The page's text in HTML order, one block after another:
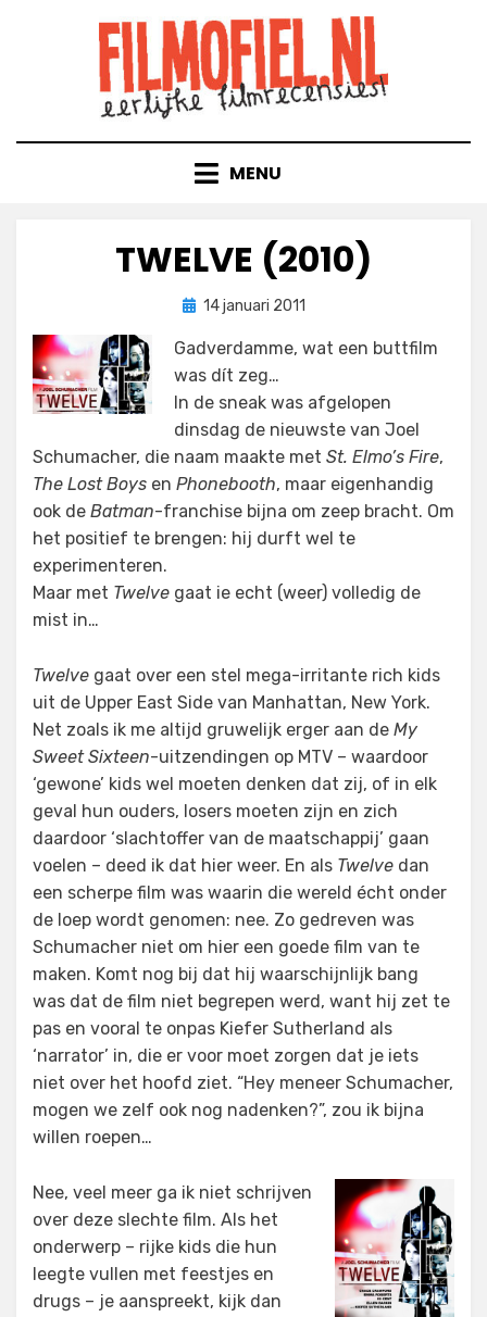
MENU
TWELVE (2010)
doorFilmofiel.nl
Geplaatst
14 januari 2011
Gadverdamme, wat een buttfilm
was dít zeg…
In de sneak was afgelopen
dinsdag de nieuwste van Joel
Schumacher, die naam maakte met St. Elmo’s Fire,
The Lost Boys en Phonebooth, maar eigenhandig
ook de Batman-franchise bijna om zeep bracht. Om
het positief te brengen: hij durft wel te
experimenteren.
Maar met Twelve gaat ie echt (weer) volledig de
mist in…
Twelve gaat over een stel mega-irritante rich kids
uit de Upper East Side van Manhattan, New York.
Net zoals ik me altijd gruwelijk erger aan de My
Sweet Sixteen-uitzendingen op MTV – waardoor
‘gewone’ kids wel moeten denken dat zij, of in elk
geval hun ouders, losers moeten zijn en zich
daardoor ‘slachtoffer van de maatschappij’ gaan
voelen – deed ik dat hier weer. En als Twelve dan
een scherpe film was waarin die wereld écht onder
de loep wordt genomen: nee. Zo gedreven was
Schumacher niet om hier een goede film van te
maken. Komt nog bij dat hij waarschijnlijk bang
was dat de film niet begrepen werd, want hij zet te
pas en vooral te onpas Kiefer Sutherland als
‘narrator’ in, die er voor moet zorgen dat je iets
niet over het hoofd ziet. “Hey meneer Schumacher,
mogen we zelf ook nog nadenken?”, zou ik bijna
willen roepen…
Nee, veel meer ga ik niet schrijven
over deze slechte film. Als het
onderwerp – rijke kids die hun
leegte vullen met feestjes en
drugs – je aanspreekt, kijk dan